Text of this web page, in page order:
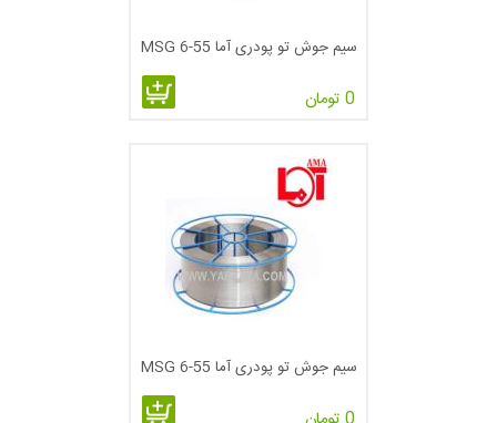
تجهیزات مورد نیاز FCAW نیازمند یک منبع برق با یک خوراننده سیم
جوش، یک تفنگ و سیستم کابل و یک درپوش کاری و گیره و یک سیم
برای هسته جریان با گاز محافظ، برخی از مقررات گاز محافظ و
ولتاژ ثابت خوب عمل می‌کند. تغذیه کننده سیم جوش به صورت
مکانیکی الکترود را از طریق تفنگ می‌کشد. همزمان، تغذیه کننده
سیم الکترود را تحویل، گاز محافظ شروع به جریان می‌کند، و منبع
سیم جوش تو پودری آما MSG 6-55
0 تومان
سیم جوش تو پودری آما MSG 6-55